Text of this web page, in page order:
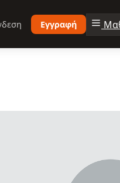
Εγγραφή